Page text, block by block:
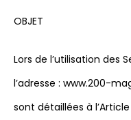
OBJET
Lors de l’utilisation des
l’adresse : www.200-
sont détaillées à